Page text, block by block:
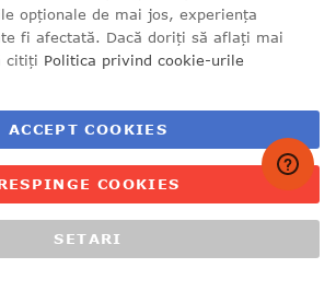
noutati uscator rufe
casa uscator de rufe
site@diqis.ro
opționale de mai jos, experiența
fi afectată. Dacă doriți să aflați mai
citiți Politica privind cookie-urile
ACCEPT COOKIES
SETARI
COOKIES